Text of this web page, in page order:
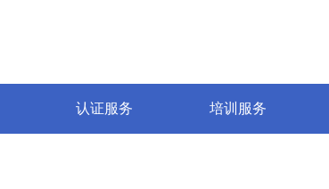
认证服务 培训服务